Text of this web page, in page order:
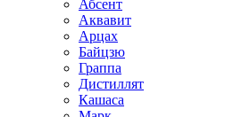
Абсент
Аквавит
Арцах
Байцзю
Граппа
Дистиллят
Кашаса